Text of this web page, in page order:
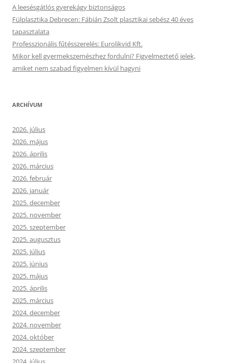
A leesésgátlós gyerekágy biztonságos
Fülplasztika Debrecen: Fábián Zsolt plasztikai sebész 40 éves
tapasztalata
Professzionális fűtésszerelés: Eurolikvid Kft.
Mikor kell gyermekszemészhez fordulni? Figyelmeztető jelek,
amiket nem szabad figyelmen kívül hagyni
ARCHÍVUM
2026. július
2026. május
2026. április
2026. március
2026. február
2026. január
2025. december
2025. november
2025. szeptember
2025. augusztus
2025. július
2025. június
2025. május
2025. április
2025. március
2024. december
2024. november
2024. október
2024. szeptember